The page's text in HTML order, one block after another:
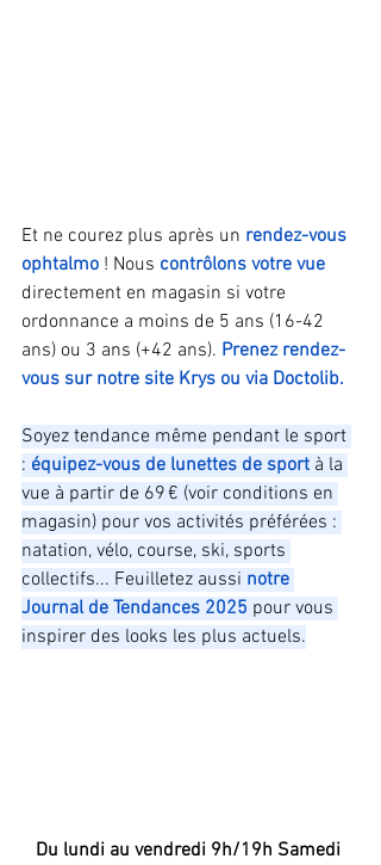
Et ne courez plus après un rendez-vous
ophtalmo ! Nous contrôlons votre vue
directement en magasin si votre
ordonnance a moins de 5 ans (16-42
ans) ou 3 ans (+42 ans). Prenez rendez-
vous sur notre site Krys ou via Doctolib.
Soyez tendance même pendant le sport
: équipez-vous de lunettes de sport à la
vue à partir de 69 € (voir conditions en
magasin) pour vos activités préférées :
natation, vélo, course, ski, sports
collectifs... Feuilletez aussi notre
Journal de Tendances 2025 pour vous
inspirer des looks les plus actuels.
Du lundi au vendredi 9h/19h Samedi